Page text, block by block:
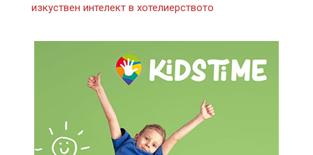
изкуствен интелект в хотелиерството